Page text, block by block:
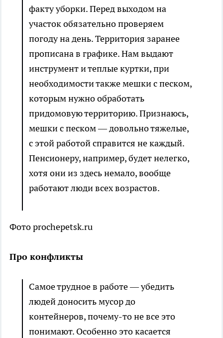
факту уборки. Перед выходом на
участок обязательно проверяем
погоду на день. Территория заранее
прописана в графике. Нам выдают
инструмент и теплые куртки, при
необходимости также мешки с песком,
которым нужно обработать
придомовую территорию. Признаюсь,
мешки с песком — довольно тяжелые,
с этой работой справится не каждый.
Пенсионеру, например, будет нелегко,
хотя они из здесь немало, вообще
работают люди всех возрастов.
Фото prochepetsk.ru
Про конфликты
Самое трудное в работе — убедить
людей доносить мусор до
контейнеров, почему-то не все это
понимают. Особенно это касается